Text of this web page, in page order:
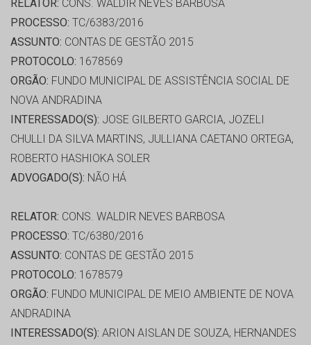
RELATOR: CONS. WALDIR NEVES BARBOSA
PROCESSO: TC/6383/2016
ASSUNTO: CONTAS DE GESTÃO 2015
PROTOCOLO: 1678569
ORGÃO: FUNDO MUNICIPAL DE ASSISTÊNCIA SOCIAL DE
NOVA ANDRADINA
INTERESSADO(S): JOSE GILBERTO GARCIA, JOZELI
CHULLI DA SILVA MARTINS, JULLIANA CAETANO ORTEGA,
ROBERTO HASHIOKA SOLER
ADVOGADO(S): NÃO HÁ
RELATOR: CONS. WALDIR NEVES BARBOSA
PROCESSO: TC/6380/2016
ASSUNTO: CONTAS DE GESTÃO 2015
PROTOCOLO: 1678579
ORGÃO: FUNDO MUNICIPAL DE MEIO AMBIENTE DE NOVA
ANDRADINA
INTERESSADO(S): ARION AISLAN DE SOUZA, HERNANDES